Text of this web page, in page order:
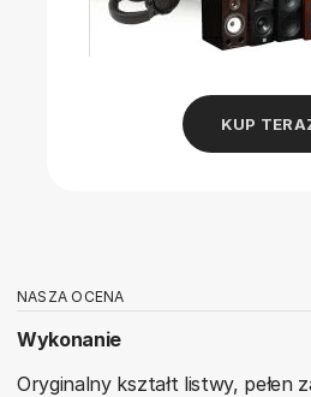
KUP
NASZA OCENA
Wykonanie
Oryginalny kształt listwy, pełen